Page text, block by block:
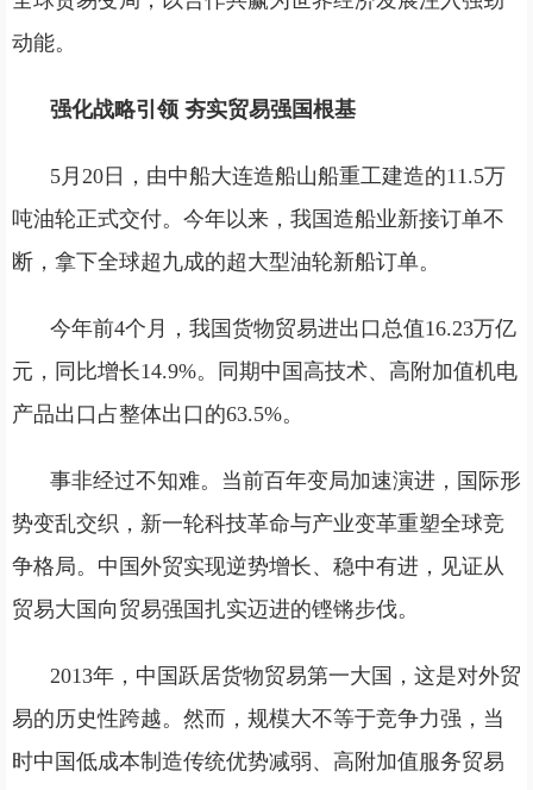
动能。
强化战略引领 夯实贸易强国根基
5月20日，由中船大连造船山船重工建造的11.5万
吨油轮正式交付。今年以来，我国造船业新接订单不
断，拿下全球超九成的超大型油轮新船订单。
今年前4个月，我国货物贸易进出口总值16.23万亿
元，同比增长14.9%。同期中国高技术、高附加值机电
产品出口占整体出口的63.5%。
事非经过不知难。当前百年变局加速演进，国际形
势变乱交织，新一轮科技革命与产业变革重塑全球竞
争格局。中国外贸实现逆势增长、稳中有进，见证从
贸易大国向贸易强国扎实迈进的铿锵步伐。
2013年，中国跃居货物贸易第一大国，这是对外贸
易的历史性跨越。然而，规模大不等于竞争力强，当
时中国低成本制造传统优势减弱、高附加值服务贸易